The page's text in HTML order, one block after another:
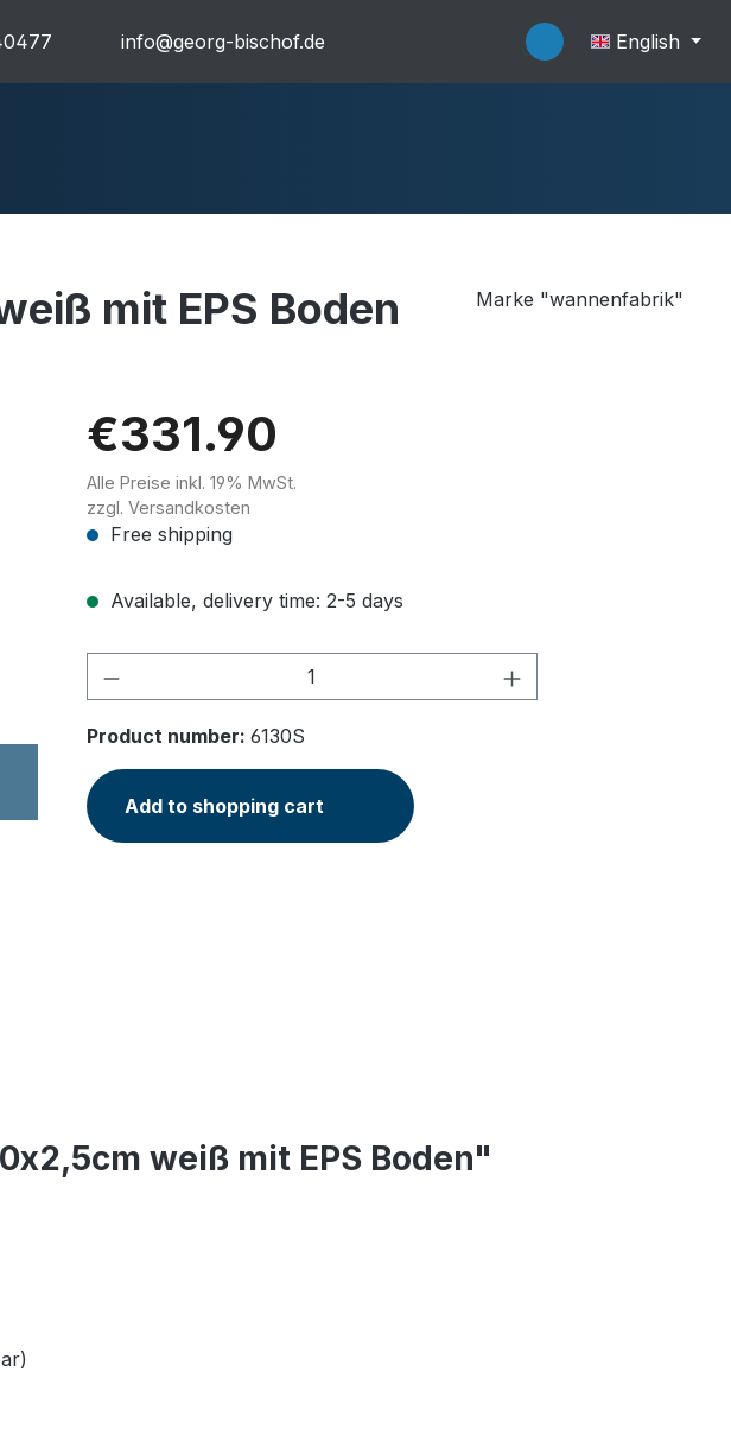
info@georg-bischof.de English
Ultraflache Systeme Wannenträger
mit EPS Boden Marke "wannenfabrik"
€331.90
Alle Preise inkl. 19% MwSt.
zzgl. Versandkosten
Free shipping
Available, delivery time: 2-5 days
Product Quantity: Enter the desired amount
Product number: 6130S
Add to shopping cart
weiß mit EPS Boden"